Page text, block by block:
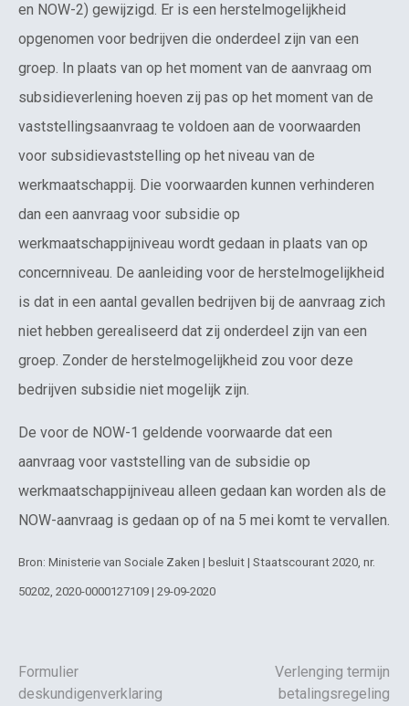
en NOW-2) gewijzigd. Er is een herstelmogelijkheid
opgenomen voor bedrijven die onderdeel zijn van een
groep. In plaats van op het moment van de aanvraag om
subsidieverlening hoeven zij pas op het moment van de
vaststellingsaanvraag te voldoen aan de voorwaarden
voor subsidievaststelling op het niveau van de
werkmaatschappij. Die voorwaarden kunnen verhinderen
dan een aanvraag voor subsidie op
werkmaatschappijniveau wordt gedaan in plaats van op
concernniveau. De aanleiding voor de herstelmogelijkheid
is dat in een aantal gevallen bedrijven bij de aanvraag zich
niet hebben gerealiseerd dat zij onderdeel zijn van een
groep. Zonder de herstelmogelijkheid zou voor deze
bedrijven subsidie niet mogelijk zijn.
De voor de NOW-1 geldende voorwaarde dat een
aanvraag voor vaststelling van de subsidie op
werkmaatschappijniveau alleen gedaan kan worden als de
NOW-aanvraag is gedaan op of na 5 mei komt te vervallen.
Bron: Ministerie van Sociale Zaken | besluit | Staatscourant 2020, nr.
50202, 2020-0000127109 | 29-09-2020
Formulier
deskundigenverklaring
Verlenging termijn
betalingsregeling